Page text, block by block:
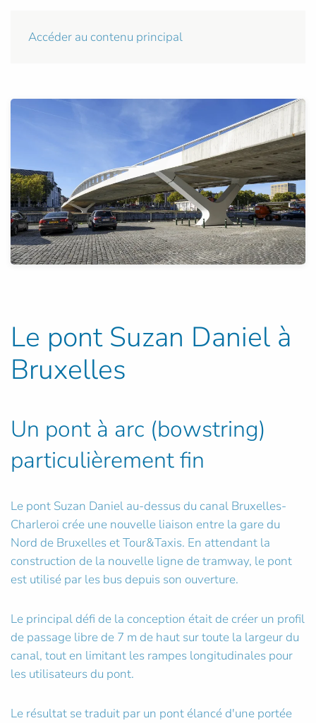
Accéder au contenu principal
Le pont Suzan Daniel à
Bruxelles
Un pont à arc (bowstring)
particulièrement fin
Le pont Suzan Daniel au-dessus du canal Bruxelles-
Charleroi crée une nouvelle liaison entre la gare du
Nord de Bruxelles et Tour&Taxis. En attendant la
construction de la nouvelle ligne de tramway, le pont
est utilisé par les bus depuis son ouverture.
Le principal défi de la conception était de créer un profil
de passage libre de 7 m de haut sur toute la largeur du
canal, tout en limitant les rampes longitudinales pour
les utilisateurs du pont.
Le résultat se traduit par un pont élancé d'une portée